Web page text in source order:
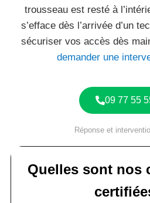
trousseau est resté à
s’efface dès l’arrivée d’un
sécuriser vos accès dès
demander une
09 77 55
Réponse et
Quelles sont nos